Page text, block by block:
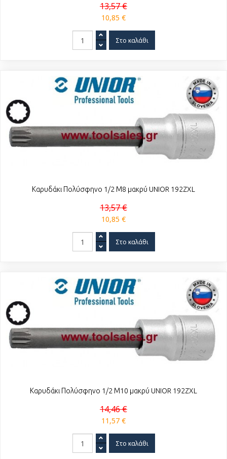
13,57 €
10,85 €
Καρυδάκι Πολύσφηνο 1/2 Μ8 μακρύ UNIOR 192ZXL
13,57 €
10,85 €
Καρυδάκι Πολύσφηνο 1/2 Μ10 μακρύ UNIOR 192ZXL
14,46 €
11,57 €